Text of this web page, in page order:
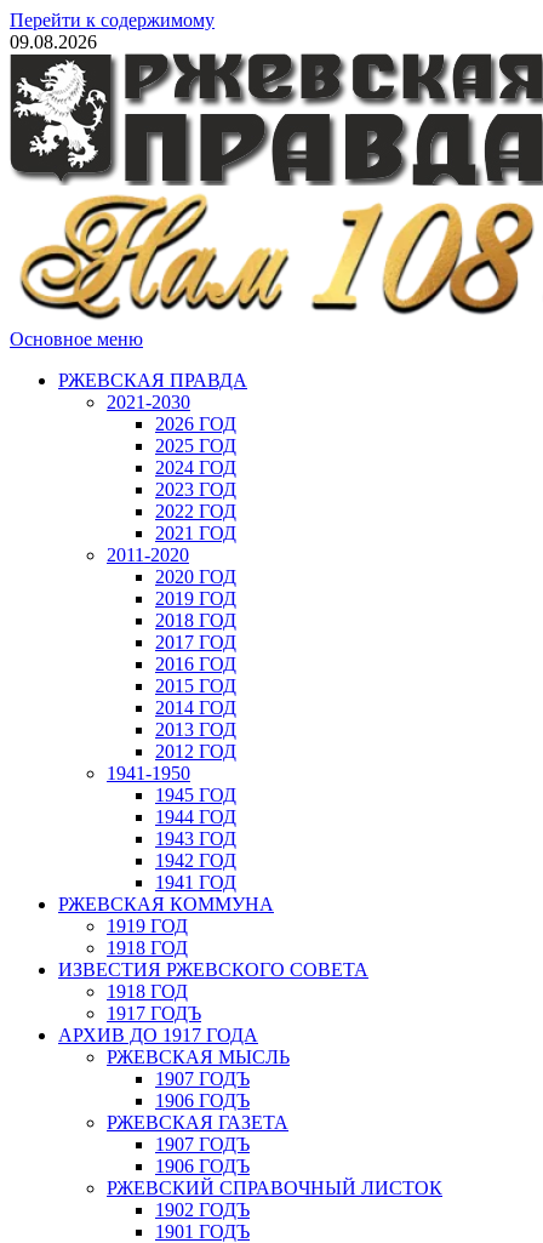
Перейти к содержимому
09.08.2026
Основное меню
РЖЕВСКАЯ ПРАВДА
2021-2030
2026 ГОД
2025 ГОД
2024 ГОД
2023 ГОД
2022 ГОД
2021 ГОД
2011-2020
2020 ГОД
2019 ГОД
2018 ГОД
2017 ГОД
2016 ГОД
2015 ГОД
2014 ГОД
2013 ГОД
2012 ГОД
1941-1950
1945 ГОД
1944 ГОД
1943 ГОД
1942 ГОД
1941 ГОД
РЖЕВСКАЯ КОММУНА
1919 ГОД
1918 ГОД
ИЗВЕСТИЯ РЖЕВСКОГО СОВЕТА
1918 ГОД
1917 ГОДЪ
АРХИВ ДО 1917 ГОДА
РЖЕВСКАЯ МЫСЛЬ
1907 ГОДЪ
1906 ГОДЪ
РЖЕВСКАЯ ГАЗЕТА
1907 ГОДЪ
1906 ГОДЪ
РЖЕВСКИЙ СПРАВОЧНЫЙ ЛИСТОК
1902 ГОДЪ
1901 ГОДЪ